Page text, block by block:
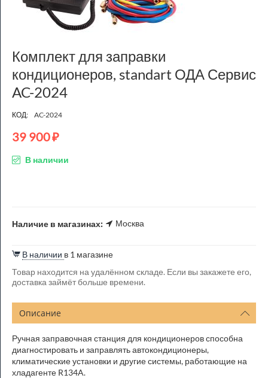
Комплект для заправки
кондиционеров, standart ОДА Сервис
AC-2024
КОД: AC-2024
39 900₽
В наличии
Наличие в магазинах: Москва
В наличии в 1 магазине
Товар находится на удалённом складе. Если вы закажете его,
доставка займёт больше времени.
Описание
Ручная заправочная станция для кондиционеров способна
диагностировать и заправлять автокондиционеры,
климатические установки и другие системы, работающие на
хладагенте R134A.